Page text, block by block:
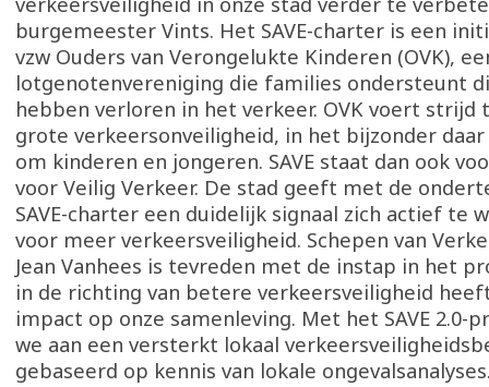
burgemeester Vints. Het SAVE-charter is een
vzw Ouders van Verongelukte Kinderen (OVK),
lotgenotenvereniging die families ondersteunt
hebben verloren in het verkeer. OVK voert strijd
grote verkeersonveiligheid, in het bijzonder
om kinderen en jongeren. SAVE staat dan ook
voor Veilig Verkeer. De stad geeft met de
SAVE-charter een duidelijk signaal zich actief te
voor meer verkeersveiligheid. Schepen van
Jean Vanhees is tevreden met de instap in het
in de richting van betere verkeersveiligheid
impact op onze samenleving. Met het SAVE 2.0-
we aan een versterkt lokaal
gebaseerd op kennis van lokale